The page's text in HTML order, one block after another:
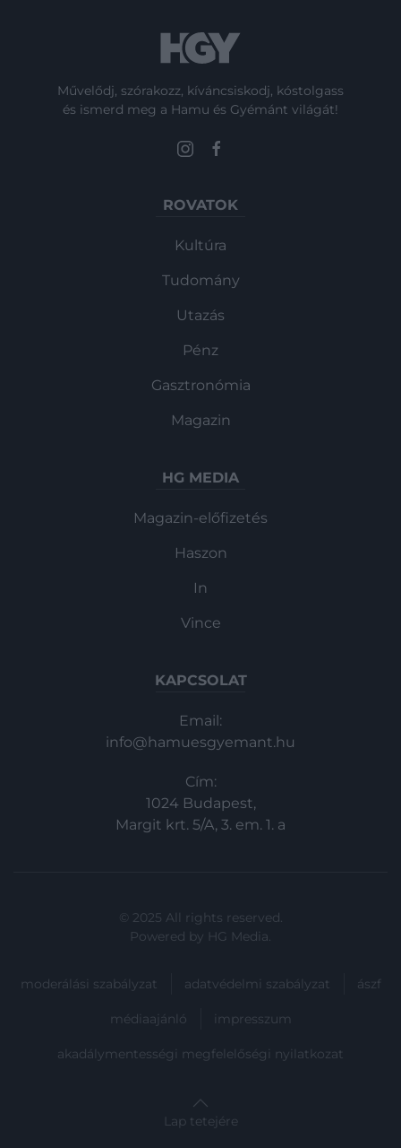
Művelődj, szórakozz, kíváncsiskodj, kóstolgass
és ismerd meg a Hamu és Gyémánt világát!
ROVATOK
Kultúra
Tudomány
Utazás
Pénz
Gasztronómia
Magazin
HG MEDIA
Magazin-előfizetés
Haszon
In
Vince
KAPCSOLAT
Email:
info@hamuesgyemant.hu
Cím:
1024 Budapest,
Margit krt. 5/A, 3. em. 1. a
© 2025 All rights reserved.
Powered by HG Media.
moderálási szabályzat adatvédelmi szabályzat ászf
médiaajánló impresszum
akadálymentességi megfelelőségi nyilatkozat
Lap tetejére